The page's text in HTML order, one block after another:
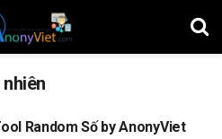
Random Số by AnonyViet